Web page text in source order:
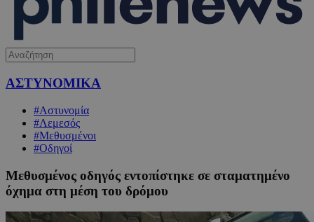
ΑΣΤΥΝΟΜΙΚΑ
#Αστυνομία
#Λεμεσός
#Μεθυσμένοι
#Οδηγοί
Μεθυσμένος οδηγός εντοπίστηκε σε σταματημένο
όχημα στη μέση του δρόμου